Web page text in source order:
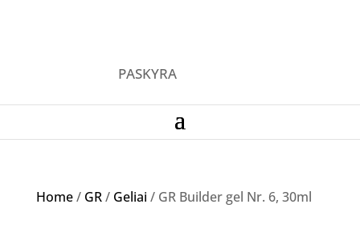
PASKYRA
Home/ GR/ Geliai / GR Builder gel Nr. 6, 30ml